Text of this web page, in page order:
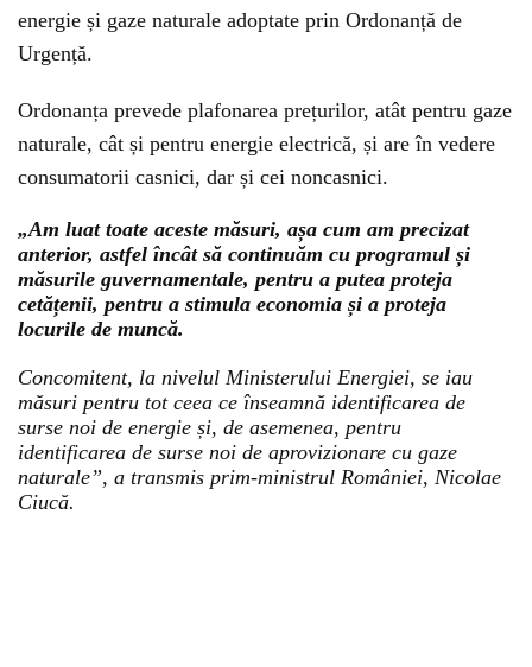
energie și gaze naturale adoptate prin Ordonanță de
Urgență.
Ordonanța prevede plafonarea prețurilor, atât pentru gaze
naturale, cât și pentru energie electrică, și are în vedere
consumatorii casnici, dar și cei noncasnici.
„Am luat toate aceste măsuri, așa cum am precizat
anterior, astfel încât să continuăm cu programul și
măsurile guvernamentale, pentru a putea proteja
cetățenii, pentru a stimula economia și a proteja
locurile de muncă.
Concomitent, la nivelul Ministerului Energiei, se iau
măsuri pentru tot ceea ce înseamnă identificarea de
surse noi de energie și, de asemenea, pentru
identificarea de surse noi de aprovizionare cu gaze
naturale”, a transmis prim-ministrul României, Nicolae
Ciucă.